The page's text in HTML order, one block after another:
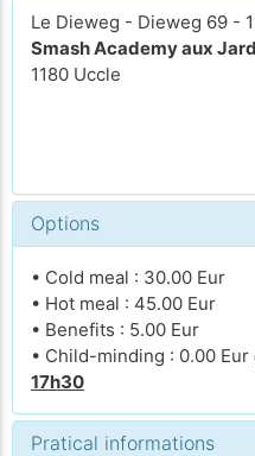
Le Dieweg - Dieweg 69 -
Smash Academy aux
1180 Uccle
Options
• Cold meal : 30.00 Eur
• Hot meal : 45.00 Eur
• Benefits : 5.00 Eur
• Child-minding : 0.00 Eur
17h30
Pratical informations